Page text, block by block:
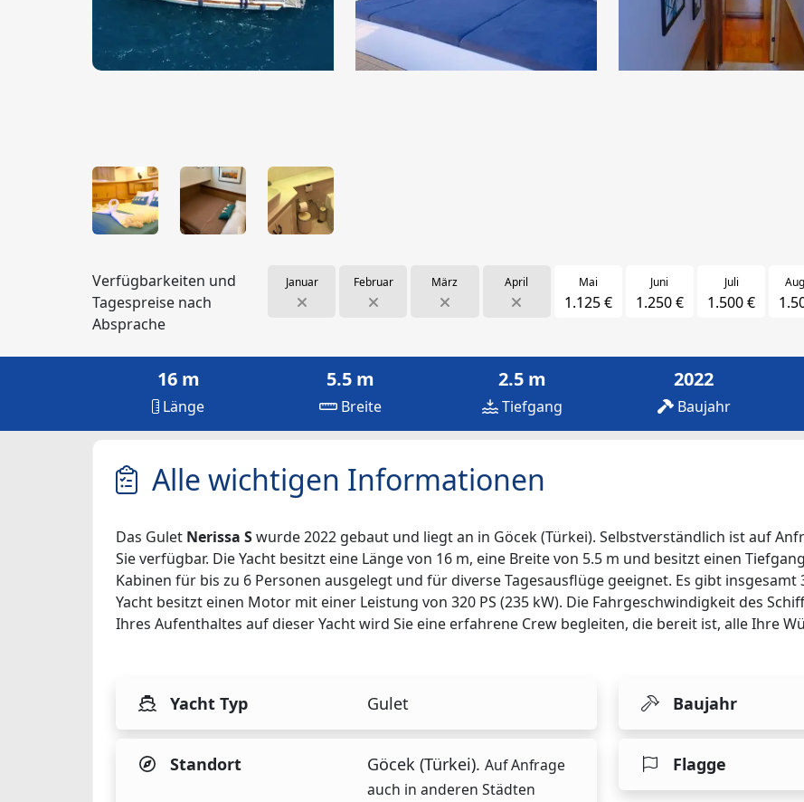
Verfügbarkeiten und
Tagespreise nach
Absprache
Januar Februar März April Mai
1.125 €
Juni
1.250 €
Juli
1.500 €
16 m
Länge
5.5 m
Breite
2.5 m
Tiefgang
2022
Baujahr
Alle wichtigen Informationen
Das Gulet Nerissa Swurde 2022 gebaut und liegt an in Göcek (Türkei). Selbstverständlich ist auf
Sie verfügbar. Die Yacht besitzt eine Länge von 16 m, eine Breite von 5.5 m und besitzt einen
Kabinen für bis zu 6 Personen ausgelegt und für diverse Tagesausflüge geeignet. Es gibt
Yacht besitzt einen Motor mit einer Leistung von 320 PS (235 kW). Die Fahrgeschwindigkeit des
Ihres Aufenthaltes auf dieser Yacht wird Sie eine erfahrene Crew begleiten, die bereit ist, alle Ihre
Yacht Typ Gulet Baujahr
Standort Göcek (Türkei). Auf Anfrage
auch in anderen Städten
Flagge